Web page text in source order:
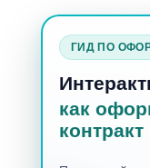
ГИД ПО
как
контракт